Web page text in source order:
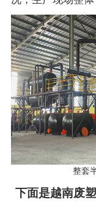
整套
下面是越南废